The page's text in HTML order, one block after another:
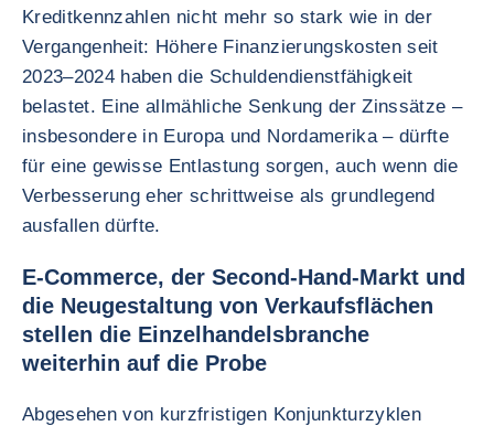
Kreditkennzahlen nicht mehr so stark wie in der
Vergangenheit: Höhere Finanzierungskosten seit
2023–2024 haben die Schuldendienstfähigkeit
belastet. Eine allmähliche Senkung der Zinssätze –
insbesondere in Europa und Nordamerika – dürfte
für eine gewisse Entlastung sorgen, auch wenn die
Verbesserung eher schrittweise als grundlegend
ausfallen dürfte.
E-Commerce, der Second-Hand-Markt und
die Neugestaltung von Verkaufsflächen
stellen die Einzelhandelsbranche
weiterhin auf die Probe
Abgesehen von kurzfristigen Konjunkturzyklen